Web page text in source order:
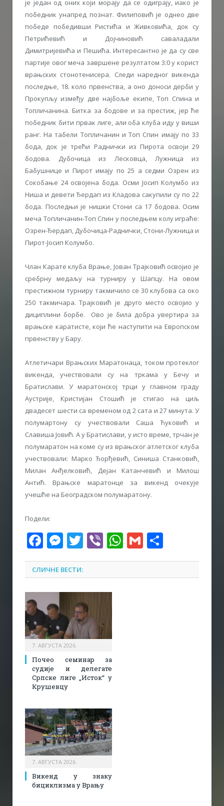
је један од оних који морају да се одиграју, иако је
победник унапред познат. Филиповић је однео две
победе победивши Ристића и Живковића, док су
Петрићевић и Дојчиновић саваладали
Димитријевића и Пешића. Интересантно је да су све
партије овог меча завршене резултатом 3:0 у корист
врањских стонотенисера. Следи наредног викенда
последње, 18. коло првенства, а оно доноси дерби у
Прокупљу између две најбоље екипе, Топ Спина и
Топличанина. Битка за бодове и за престиж, јер ће
победник бити првак лиге, али оба клуба иду у виши
ранг. На табели Топличанин и Топ Спин имају по 33
бода, док је трећи Раднички из Пирота освоји 29
бодова. Дубочица из Лесковца, Лужница из
Бабушнице и Пирот имају по 25 а седми Озрен из
Сокобање 24 освојена бода. Осми Јосип Колумбо из
Ниша и девети Ђердап из Кладова сакупили су по 22
бода. Последњи је нишки Стони са 17 бодова. Осим
меча Топличанин-Топ Спин у последњем колу играће:
Озрен-Ђердап, Дубочица-Раднички, Стони-Лужница и
Пирот-Јосип Колумбо.
Члан Карате клуба Врање, Јован Трајковић освојио је
сребрну медаљу на турниру у Шапцу. На овом
престижном турниру такмичило се 30 клубова са око
250 такмичара. Трајковић је друго место освојио у
дициплини борбе. Ово је била добра увертира за
врањске каратисте, који ће наступити на Европском
првенству у Бару.
Атлетичари Врањских Маратонаца, током протеклог
викенда, учествовали су на тркама у Бечу и
Братислави. У маратонској трци у главном граду
Аустрије, Кристијан Стошић је стигао на циљ
двадесет шести са временом од 2 сата и 27 минута. У
полумартону су учествовали Саша Ћуковић и
Славиша Јовић. А у Братислави, у исто време, трчан је
полумаратон на коме су из врањског атлетског клуба
учествовали: Марко Ђорђевић, Синиша Станковић,
Милан Анђелковић, Дејан Катанчевић и Милош
Антић. Врањске маратонце за викенд очекује
учешће на Београдском полумаратону.
Подели:
Facebook
Messenger
Twitter
ViberWhatsApp
Gmail
СЛИЧНЕ ВЕСТИ:
7. АВГУСТА 2026.
Почео семинар за
судије и делегате
Српске лиге „Исток“ у
Крушевцу
7. АВГУСТА 2026.
Викенд у знаку
бициклизма у Врању